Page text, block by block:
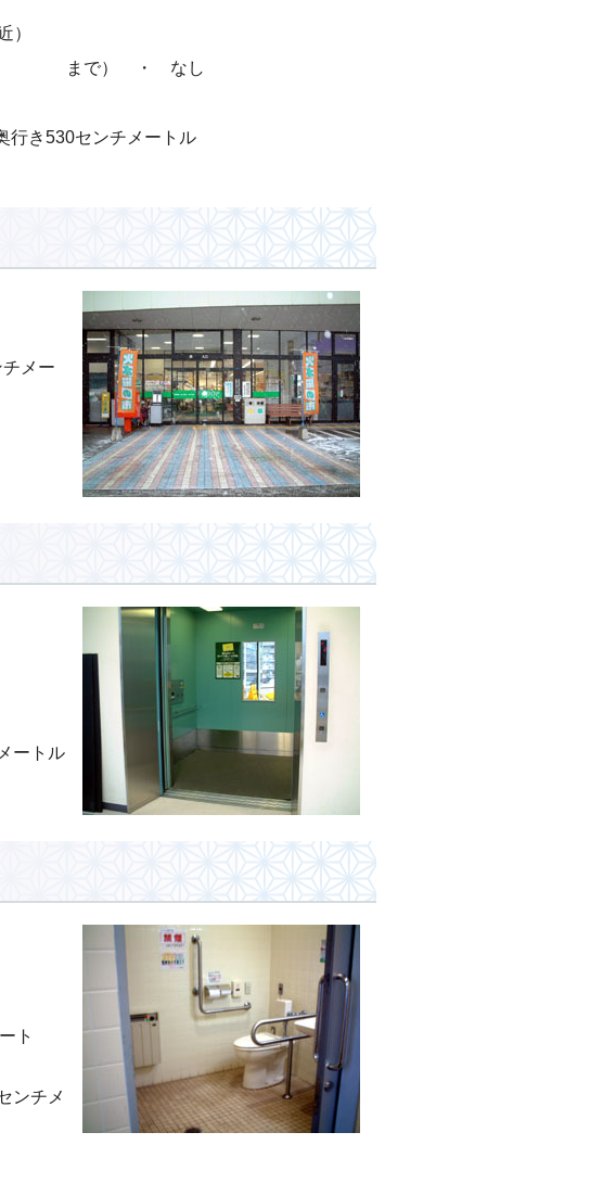
）
まで） ・ なし
行き530センチメートル
メー
ートル
ト
ンチメ